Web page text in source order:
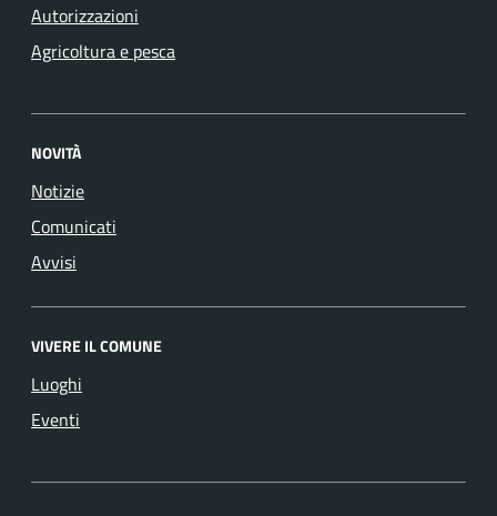
Autorizzazioni
Agricoltura e pesca
NOVITÀ
Notizie
Comunicati
Avvisi
VIVERE IL COMUNE
Luoghi
Eventi